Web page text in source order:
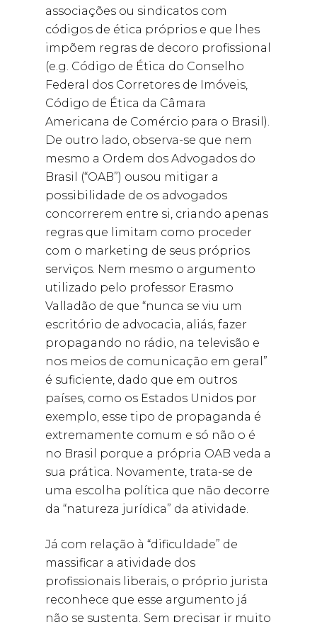
associações ou sindicatos com
códigos de ética próprios e que lhes
impõem regras de decoro profissional
(e.g. Código de Ética do Conselho
Federal dos Corretores de Imóveis,
Código de Ética da Câmara
Americana de Comércio para o Brasil).
De outro lado, observa-se que nem
mesmo a Ordem dos Advogados do
Brasil (“OAB”) ousou mitigar a
possibilidade de os advogados
concorrerem entre si, criando apenas
regras que limitam como proceder
com o marketing de seus próprios
serviços. Nem mesmo o argumento
utilizado pelo professor Erasmo
Valladão de que “nunca se viu um
escritório de advocacia, aliás, fazer
propagando no rádio, na televisão e
nos meios de comunicação em geral”
é suficiente, dado que em outros
países, como os Estados Unidos por
exemplo, esse tipo de propaganda é
extremamente comum e só não o é
no Brasil porque a própria OAB veda a
sua prática. Novamente, trata-se de
uma escolha política que não decorre
da “natureza jurídica” da atividade.
Já com relação à “dificuldade” de
massificar a atividade dos
profissionais liberais, o próprio jurista
reconhece que esse argumento já
não se sustenta. Sem precisar ir muito